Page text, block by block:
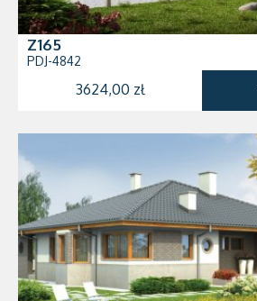
Z165
PDJ-4842
3624,00 zł